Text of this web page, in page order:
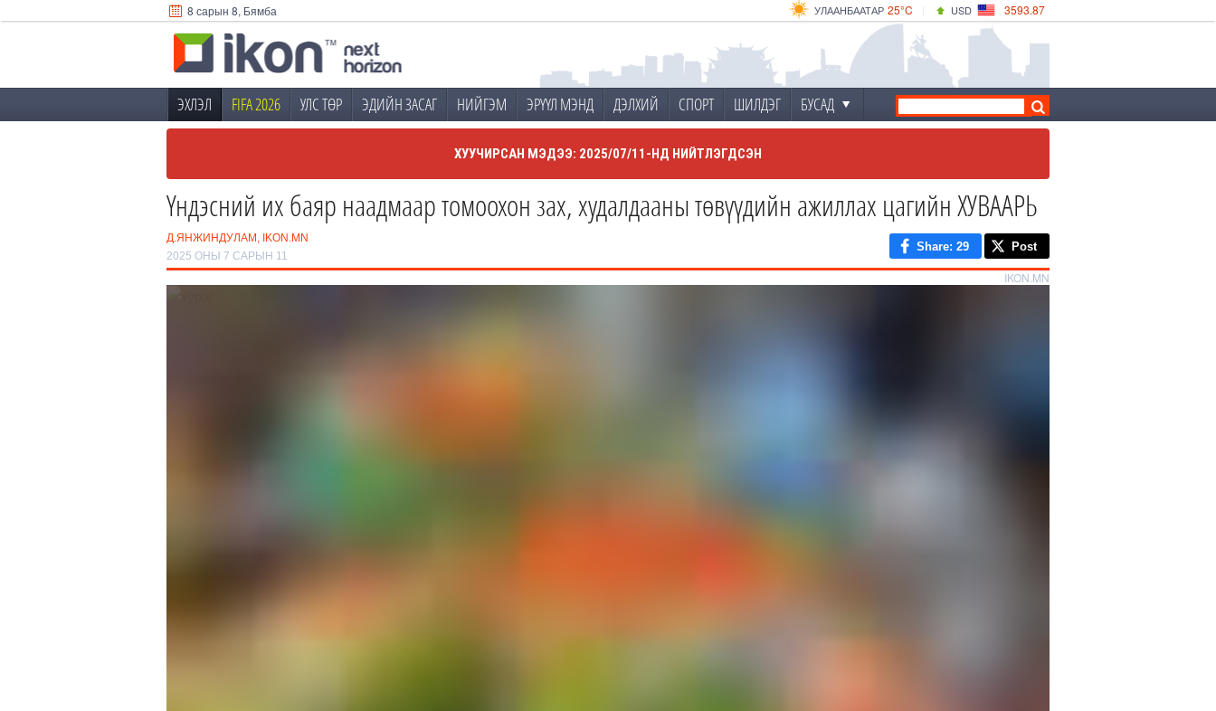
8 сарын 8, Бямба 25°C
УЛААНБААТАР
30°C
ДАРХАН
25°C
ЭРДЭНЭТ
USD 3593.87
4141.04
ЭХЛЭЛ FIFA 2026 УЛС ТӨР ЭДИЙН ЗАСАГ НИЙГЭМ ЭРҮҮЛ МЭНД ДЭЛХИЙ СПОРТ ШИЛДЭГ БУСАД
ХУУЧИРСАН МЭДЭЭ: 2025/07/11-НД НИЙТЛЭГДСЭН
Үндэсний их баяр наадмаар томоохон зах, худалдааны төвүүдийн ажиллах цагийн ХУВААРЬ
Д.ЯНЖИНДУЛАМ, IKON.MN
2025 ОНЫ 7 САРЫН 11
Share: 29 Post
IKON.MN